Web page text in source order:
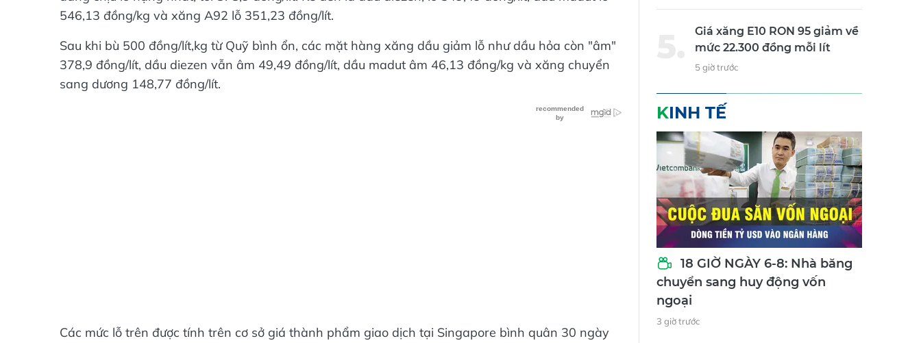
546,13 đồng/kg và xăng A92 lỗ 351,23 đồng/lít.
Sau khi bù 500 đồng/lít,kg từ Quỹ bình ổn, các mặt hàng xăng dầu giảm lỗ như dầu hỏa còn "âm"
378,9 đồng/lít, dầu diezen vẫn âm 49,49 đồng/lít, dầu madut âm 46,13 đồng/kg và xăng chuyển
sang dương 148,77 đồng/lít.
Các mức lỗ trên được tính trên cơ sở giá thành phẩm giao dịch tại Singapore bình quân 30 ngày
Giá xăng E10 RON 95 giảm về
mức 22.300 đồng mỗi lít
KINH TẾ
18 GIỜ NGÀY 6-8: Nhà băng
chuyển sang huy động vốn
ngoại